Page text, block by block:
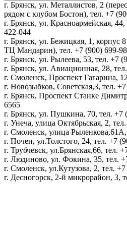
г. Брянск, ул. Металлистов, 2
рядом с клубом Бостон), тел. +7
г. Брянск, ул. Красноармейская,
422-044
г. Брянск, ул. Бежицкая, 1, корпус
ТЦ Мандарин), тел. +7 (900) 699-
г. Брянск, ул. Рылеева, 53, тел. +7
г. Брянск, ул. Авиационная, 28,
г. Смоленск, Проспект Гагарина,
г. Новозыбков, Советская,3, тел.
г. Брянск, Проспект Станке
6565
г. Брянск, ул. Пушкина, 70, тел. +7
г. Унеча, улица Октябрьская, 2,
г. Смоленск, улица
г. Почеп, ул.Толстого, 24, тел. +7
г. Трубчевск, ул.Брянская,66, тел.
г. Людиново, ул. Фокина, 35, тел.
г. Смоленск, ул.Кутузова, 2, тел.
г. Десногорск, 2-й микрорайон, 3,